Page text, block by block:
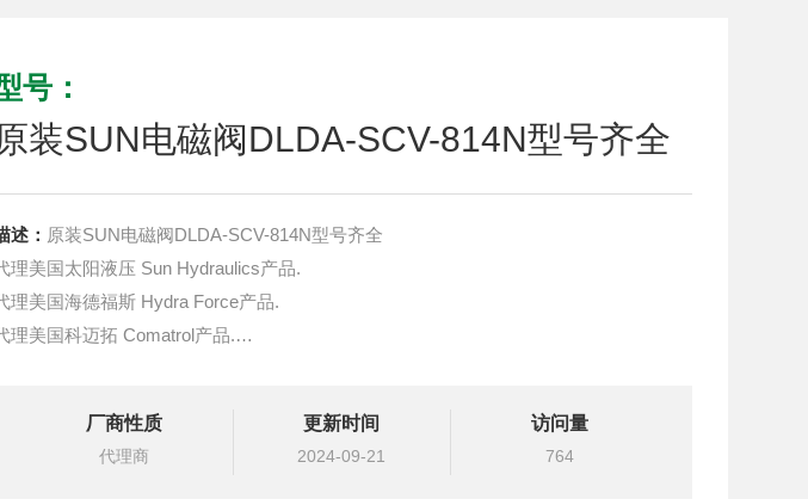
号：
装SUN电磁阀DLDA-SCV-814N型号齐全
述： 原装SUN电磁阀DLDA-SCV-814N型号齐全
理美国太阳液压 Sun Hydraulics产品.
理美国海德福斯 Hydra Force产品.
理美国科迈拓 Comatrol产品.
液压油缸，经销力士乐、派克、中国台湾北部等液压元件
厂商性质
代理商
更新时间
2024-09-21
访问量
764